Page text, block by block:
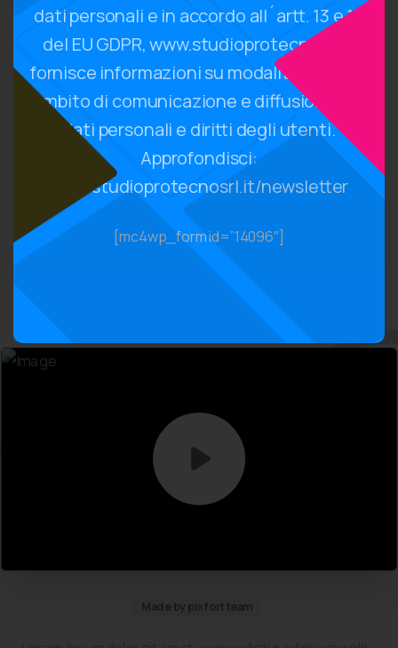
Nationalities
+13
Spoken languages
Made with Love in France
Made by pixfort team
dati personali e in accordo all´artt. 13 e 14
del EU GDPR, www.studioprotecnosrl.it
fornisce informazioni su modalità, finalità,
ambito di comunicazione e diffusione dei
dati personali e diritti degli utenti.
Approfondisci:
www.studioprotecnosrl.it/newsletter
[mc4wp_form id=”14096″]